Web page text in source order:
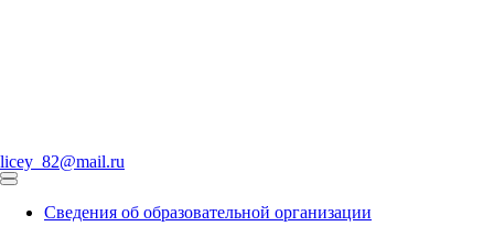
licey_82@mail.ru
Сведения об образовательной организации